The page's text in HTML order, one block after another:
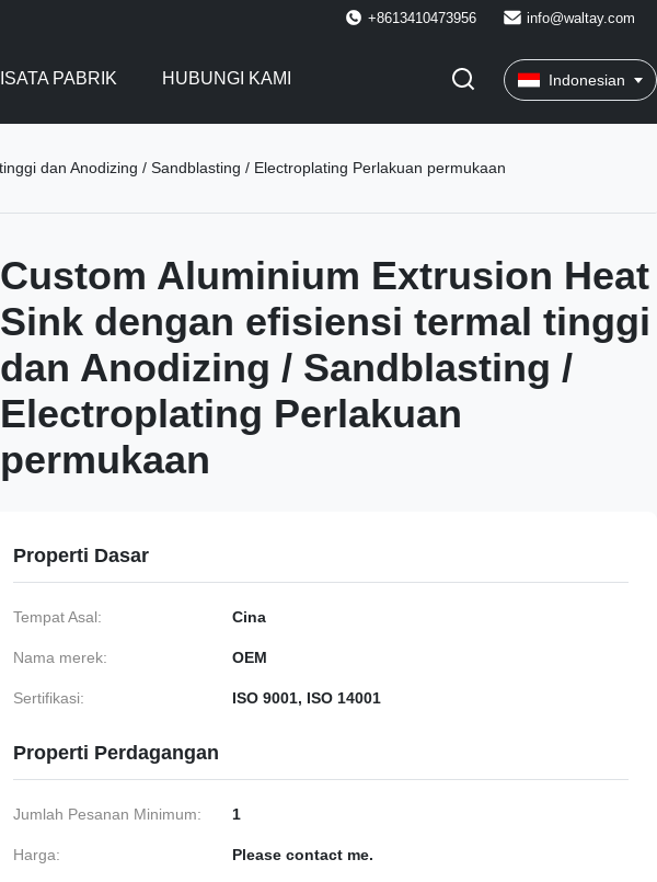
+8613410473956 info@waltay.com
PABRIK HUBUNGI KAMI Indonesian
dan Anodizing / Sandblasting / Electroplating Perlakuan permukaan
Custom Aluminium Extrusion Heat
Sink dengan efisiensi termal tinggi
dan Anodizing / Sandblasting /
Electroplating Perlakuan
permukaan
Properti Dasar
Tempat Asal: Cina
Nama merek: OEM
Sertifikasi: ISO 9001, ISO 14001
Properti Perdagangan
Jumlah Pesanan Minimum: 1
Harga: Please contact me.